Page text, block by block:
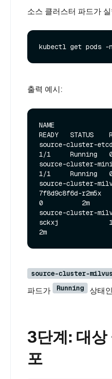
소스 클러스터 파드가
출력 예시:
NAME
READY   STATUS
source-cluster-
1/1     Running
source-cluster-
1/1     Running
source-cluster-
7f8d9c8f6d-
0          2m
source-cluster-
sckxj
source-cluster-
파드가
Running 상태
3단계: 대상
포